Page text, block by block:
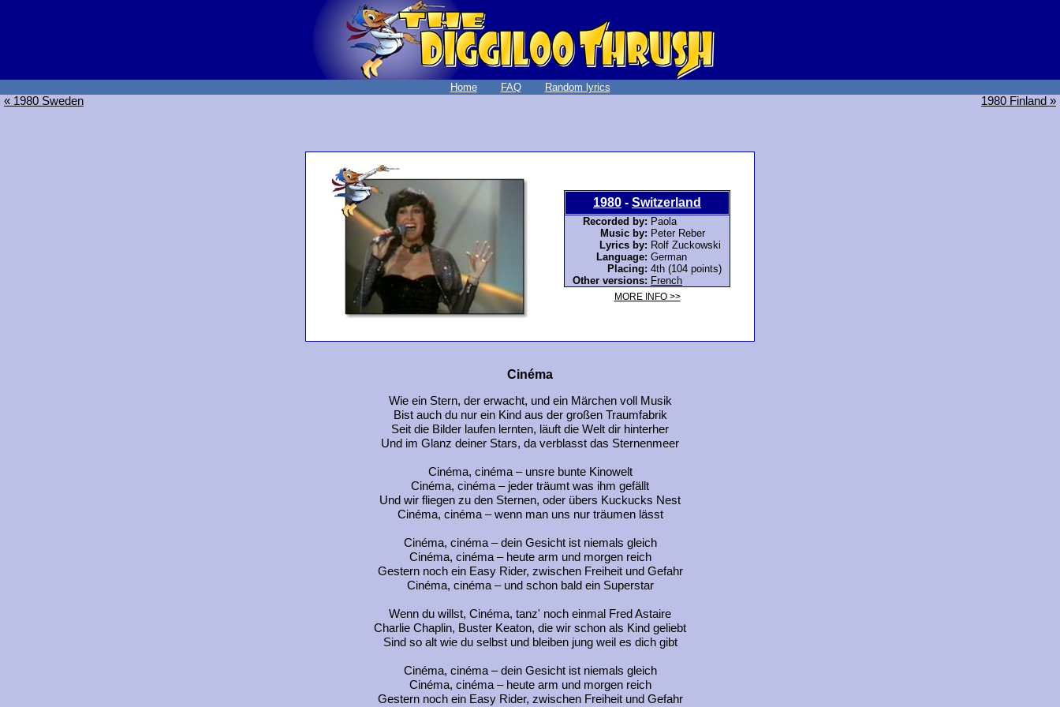
Home FAQ Random lyrics
« 1980 Sweden 1980 Finland »
1980 - Switzerland
Recorded by: Paola
Music by: Peter Reber
Lyrics by: Rolf Zuckowski
Language: German
Placing: 4th (104 points)
Other versions: French
MORE INFO >>
Cinéma
Wie ein Stern, der erwacht, und ein Märchen voll Musik
Bist auch du nur ein Kind aus der großen Traumfabrik
Seit die Bilder laufen lernten, läuft die Welt dir hinterher
Und im Glanz deiner Stars, da verblasst das Sternenmeer
Cinéma, cinéma – unsre bunte Kinowelt
Cinéma, cinéma – jeder träumt was ihm gefällt
Und wir fliegen zu den Sternen, oder übers Kuckucks Nest
Cinéma, cinéma – wenn man uns nur träumen lässt
Cinéma, cinéma – dein Gesicht ist niemals gleich
Cinéma, cinéma – heute arm und morgen reich
Gestern noch ein Easy Rider, zwischen Freiheit und Gefahr
Cinéma, cinéma – und schon bald ein Superstar
Wenn du willst, Cinéma, tanz' noch einmal Fred Astaire
Charlie Chaplin, Buster Keaton, die wir schon als Kind geliebt
Sind so alt wie du selbst und bleiben jung weil es dich gibt
Cinéma, cinéma – dein Gesicht ist niemals gleich
Cinéma, cinéma – heute arm und morgen reich
Gestern noch ein Easy Rider, zwischen Freiheit und Gefahr